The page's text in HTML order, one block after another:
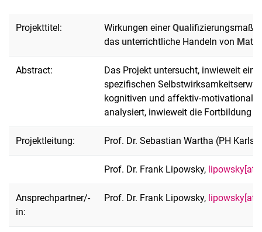
Projekttitel: Wirkungen einerQua
das unterrichtliche Handeln von M
Abstract:
Das Projekt untersucht, inwieweit
spezifischen
kognitiven und affektiv-
analysiert, inwieweit die Fortbildung
Projektleitung: Prof. Dr. Sebastian Wartha (PH
Prof. Dr. Frank Lipowsky,
Ansprechpartner/-
in:
Prof. Dr. Frank Lipowsky,